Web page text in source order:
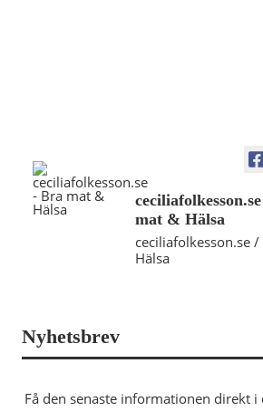
mat & Hälsa
ceciliafolkesson.se
Hälsa
Nyhetsbrev
Få den senaste informationen direkt i